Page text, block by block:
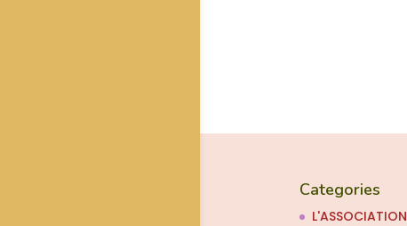
Categories
L'ASSOCIATION